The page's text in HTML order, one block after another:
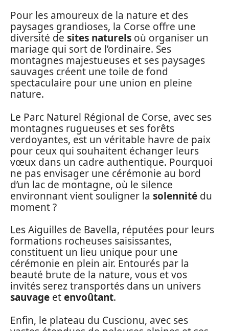
Pour les amoureux de la nature et des
paysages grandioses, la Corse offre une
diversité de sites naturels où organiser un
mariage qui sort de l’ordinaire. Ses
montagnes majestueuses et ses paysages
sauvages créent une toile de fond
spectaculaire pour une union en pleine
nature.
Le Parc Naturel Régional de Corse, avec ses
montagnes rugueuses et ses forêts
verdoyantes, est un véritable havre de paix
pour ceux qui souhaitent échanger leurs
vœux dans un cadre authentique. Pourquoi
ne pas envisager une cérémonie au bord
d’un lac de montagne, où le silence
environnant vient souligner la solennité du
moment ?
Les Aiguilles de Bavella, réputées pour leurs
formations rocheuses saisissantes,
constituent un lieu unique pour une
cérémonie en plein air. Entourés par la
beauté brute de la nature, vous et vos
invités serez transportés dans un univers
sauvage etenvoûtant.
Enfin, le plateau du Cuscionu, avec ses